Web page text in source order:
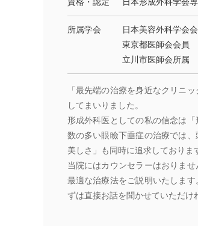
所属学会
日本美容外科学会
東京都医師会会員
立川市医師会所属
「最先端の治療を身近なクリニ
してまいりました。
形成外科医としての私の信念は
数の多い眼瞼下垂症の治療では
美しさ」も同時に追求しておりま
当院にはカウンセラーはおりま
最適な治療法をご説明いたしま
ずは直接お話を聞かせていただけ